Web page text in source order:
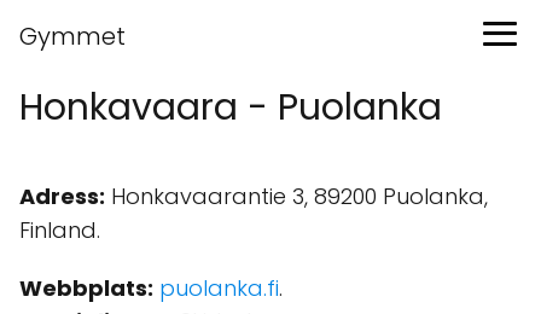
Gymmet
Honkavaara - Puolanka
Adress: Honkavaarantie 3, 89200 Puolanka,
Finland.
Webbplats: puolanka.fi.